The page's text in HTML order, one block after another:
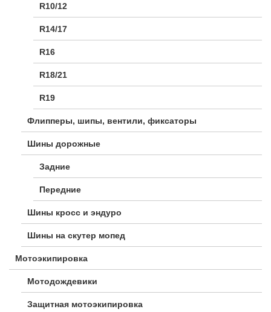
R10/12
R14/17
R16
R18/21
R19
Флипперы, шипы, вентили, фиксаторы
Шины дорожные
Задние
Передние
Шины кросс и эндуро
Шины на скутер мопед
Мотоэкипировка
Мотодождевики
Защитная мотоэкипировка